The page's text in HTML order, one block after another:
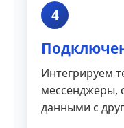
4
Интегрируем
мессенджеры,
данными с